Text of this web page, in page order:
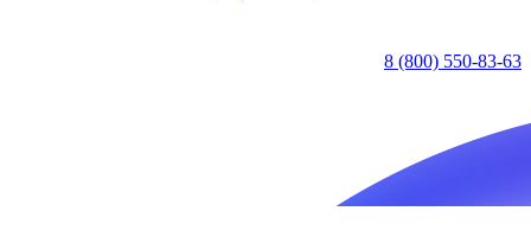
8 (800) 550-83-63